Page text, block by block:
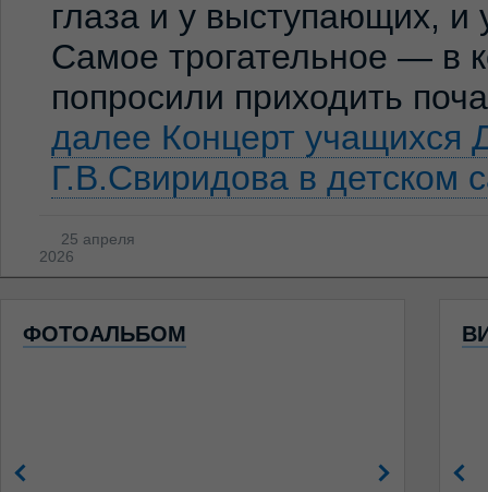
глаза и у выступающих,
Самое трогательное — в
попросили приходить
далее Концерт
Г.В.Свиридова в детском
25 апреля
2026
ФОТОАЛЬБОМ